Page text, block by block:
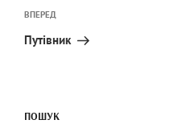
Наступний
запис
ВПЕРЕД
Путівник
ПОШУК